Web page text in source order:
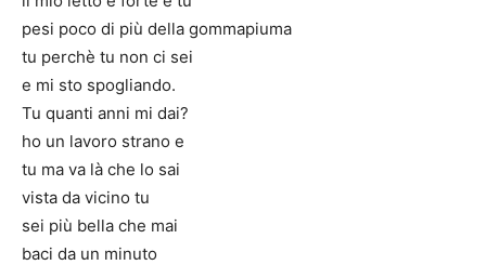
pesi poco di più della gommapiuma
tu perchè tu non ci sei
e mi sto spogliando.
Tu quanti anni mi dai?
ho un lavoro strano e
tu ma va là che lo sai
vista da vicino tu
sei più bella che mai
baci da un minuto